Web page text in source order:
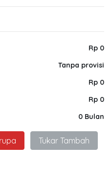
Rp 0
Tanpa provisi
Rp 0
Rp 0
0 Bulan
Tukar Tambah